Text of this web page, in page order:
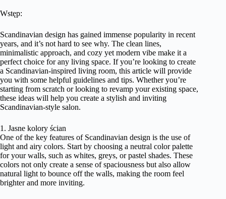
Wstęp:
Scandinavian design has gained immense popularity in recent
years, and it’s not hard to see why. The clean lines,
minimalistic approach, and cozy yet modern vibe make it a
perfect choice for any living space. If you’re looking to create
a Scandinavian-inspired living room, this article will provide
you with some helpful guidelines and tips. Whether you’re
starting from scratch or looking to revamp your existing space,
these ideas will help you create a stylish and inviting
Scandinavian-style salon.
1. Jasne kolory ścian
One of the key features of Scandinavian design is the use of
light and airy colors. Start by choosing a neutral color palette
for your walls, such as whites, greys, or pastel shades. These
colors not only create a sense of spaciousness but also allow
natural light to bounce off the walls, making the room feel
brighter and more inviting.